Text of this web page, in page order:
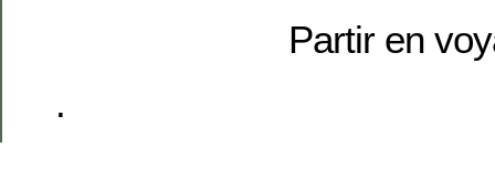
Partir en
.